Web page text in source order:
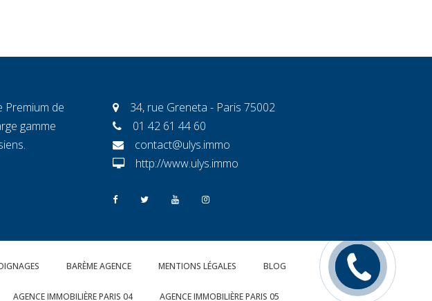
Premium de
gamme
34, rue Greneta - Paris 75002
01 42 61 44 60
contact@ulys.immo
http://www.ulys.immo
BARÈME AGENCE MENTIONS LÉGALES BLOG
AGENCE IMMOBILIÈRE PARIS 04 AGENCE IMMOBILIÈRE PARIS 05
Rappelez
moi